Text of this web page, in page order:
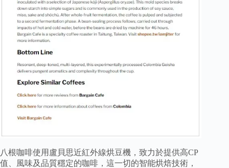
八根咖啡使用盧貝思近紅外線烘豆機，致力於提供高CP
值、風味及品質穩定的咖啡，這一切的智能烘焙技術，